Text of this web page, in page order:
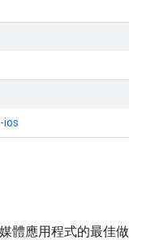
ios
體應用程式的最佳做